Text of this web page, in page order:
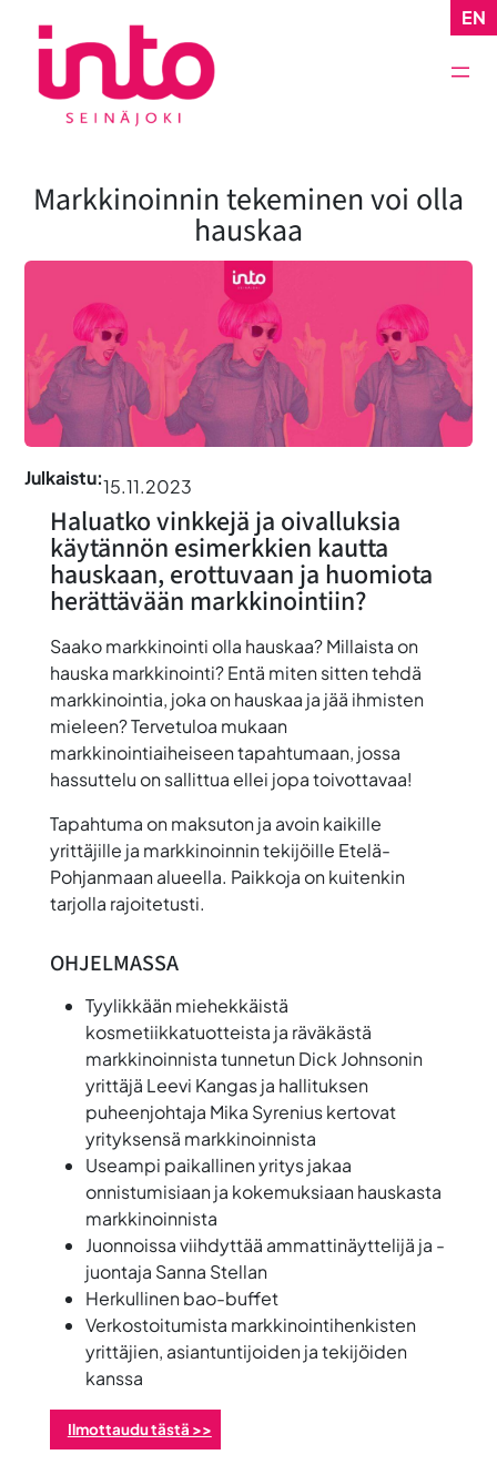
sisältöön
EN
Markkinoinnin tekeminen voi olla
hauskaa
Julkaistu:15.11.2023
Haluatko vinkkejä ja oivalluksia
käytännön esimerkkien kautta
hauskaan, erottuvaan ja huomiota
herättävään markkinointiin?
Saako markkinointi olla hauskaa? Millaista on
hauska markkinointi? Entä miten sitten tehdä
markkinointia, joka on hauskaa ja jää ihmisten
mieleen?Tervetuloa mukaan
markkinointiaiheiseen tapahtumaan, jossa
hassuttelu on sallittua ellei jopa toivottavaa!
Tapahtuma on maksuton ja avoin kaikille
yrittäjille ja markkinoinnin tekijöille Etelä-
Pohjanmaan alueella. Paikkoja on kuitenkin
tarjolla rajoitetusti.
OHJELMASSA
Tyylikkään miehekkäistä
kosmetiikkatuotteista ja räväkästä
markkinoinnista tunnetunDick Johnsonin
yrittäjä Leevi Kangasja hallituksen
puheenjohtaja Mika Syreniuskertovat
yrityksensä markkinoinnista
Useampi paikallinen yritys jakaa
onnistumisiaan ja kokemuksiaan hauskasta
markkinoinnista
Juonnoissa viihdyttää ammattinäyttelijä ja -
juontaja Sanna Stellan
Herkullinen bao-buffet
Verkostoitumista markkinointihenkisten
yrittäjien, asiantuntijoiden ja tekijöiden
kanssa
Ilmottaudu tästä >>